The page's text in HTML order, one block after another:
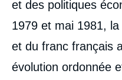
et des politiques
1979 et mai 1981,
et du franc français
évolution ordonnée